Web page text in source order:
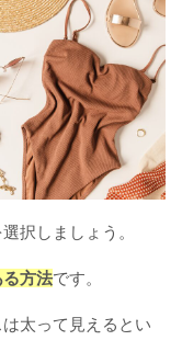
択しましょう。
方法です。
太って見えるとい